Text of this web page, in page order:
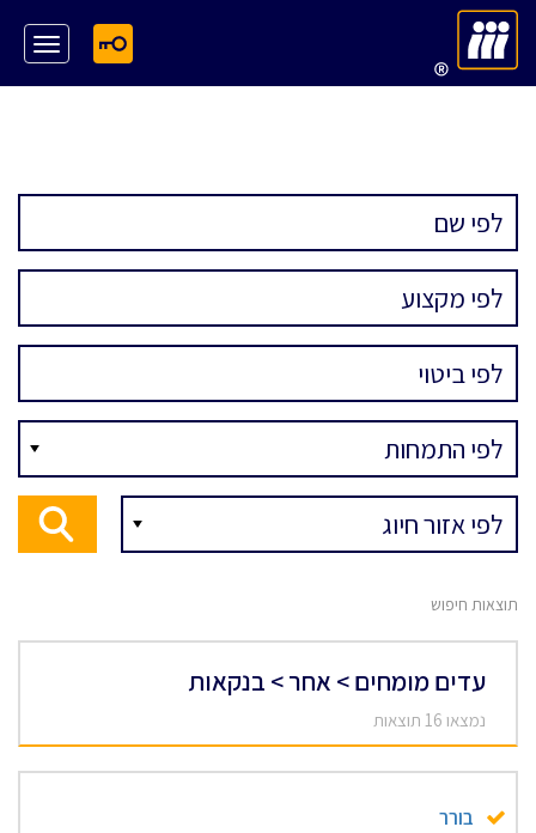
תוצאות חיפוש
עדים מומחים > אחר > בנקאות
נמצאו 16 תוצאות
בורר